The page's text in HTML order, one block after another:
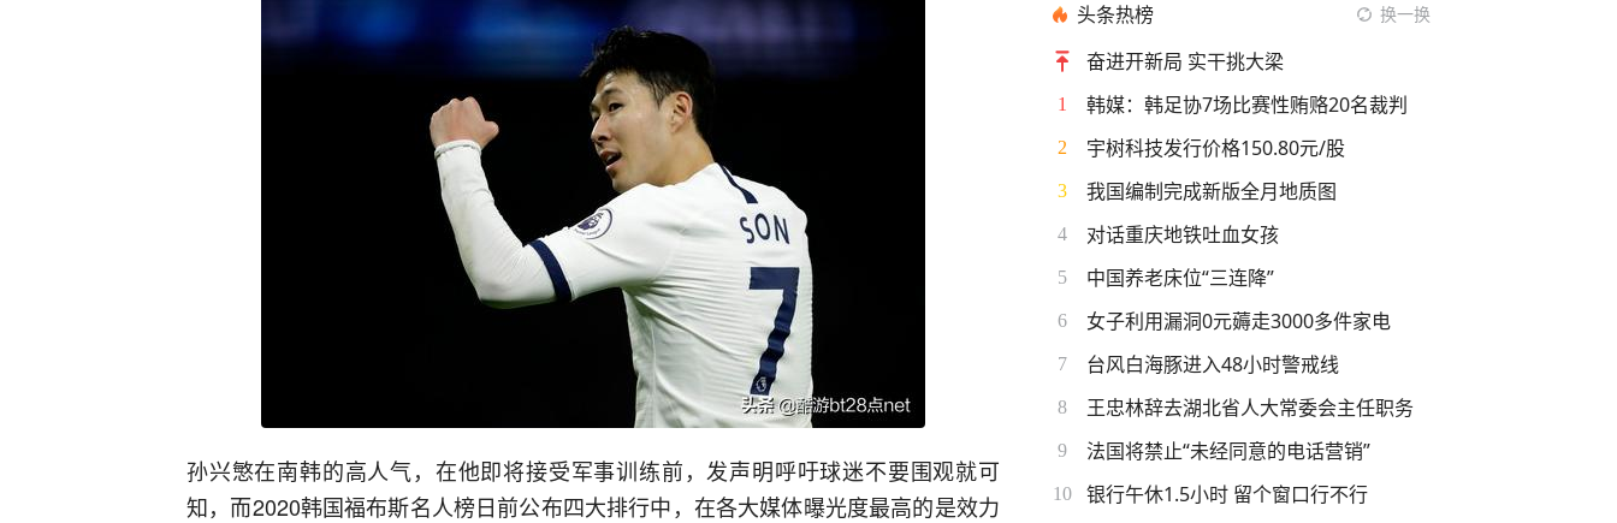
孙兴慜在南韩的高人气，在他即将接受军事训练前，发声明呼吁球迷不要围观就可
知，而2020韩国福布斯名人榜日前公布四大排行中，在各大媒体曝光度最高的是效力
头条热榜 换一换
奋进开新局 实干挑大梁
1 韩媒：韩足协7场比赛性贿赂20名裁判
2 宇树科技发行价格150.80元/股
3 我国编制完成新版全月地质图
4 对话重庆地铁吐血女孩
5 中国养老床位“三连降”
6 女子利用漏洞0元薅走3000多件家电
7 台风白海豚进入48小时警戒线
8 王忠林辞去湖北省人大常委会主任职务
9 法国将禁止“未经同意的电话营销”
10 银行午休1.5小时 留个窗口行不行